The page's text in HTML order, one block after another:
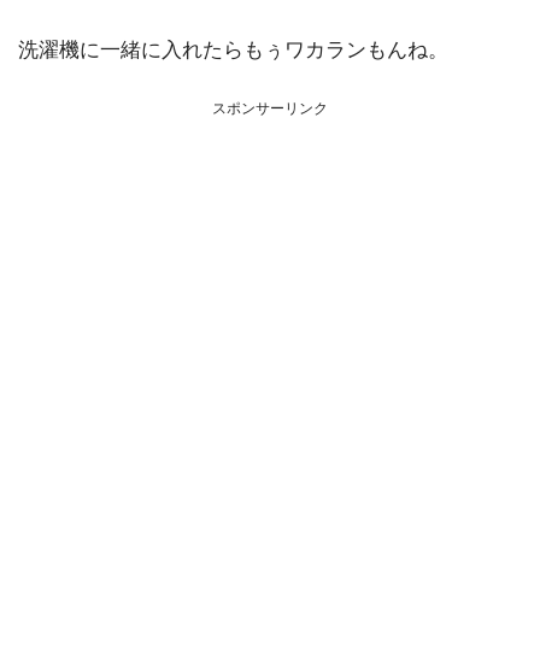
洗濯機に一緒に入れたらもぅワカランもんね。
スポンサーリンク